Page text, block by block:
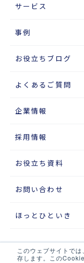
このウェブサイトで
存します。この
サービス
事例
お役立ちブログ
よくあるご質問
企業情報
採用情報
お役立ち資料
お問い合わせ
ほっとひといき
サイトマップ